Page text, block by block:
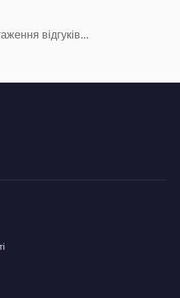
відгуків...